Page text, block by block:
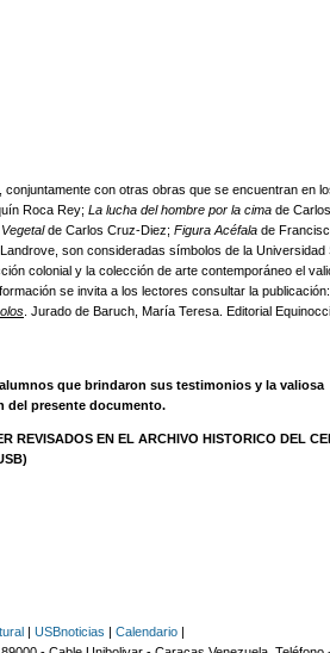
con otras obras que se encuentran en
Roca Rey; La lucha del hombre por la cima de
de Carlos Cruz-Diez; Figura Acéfala de
son consideradas símbolos de la Universidad
colonial y la colección de arte contemporáneo el
se invita a los lectores consultar la publicación:
. Jurado de Baruch, María Teresa. Editorial
que brindaron sus testimonios y la valiosa
del presente documento.
REVISADOS EN EL ARCHIVO HISTORICO DEL
| USBnoticias | Calendario|